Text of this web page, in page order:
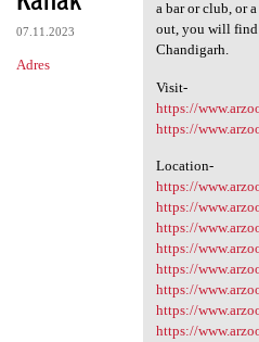
07.11.2023
Adres
a bar or club, or
out, you will
Chandigarh.
Visit-
https://
https://
Location-
https://
https://
https://
https://
https://
https://
https://
https://